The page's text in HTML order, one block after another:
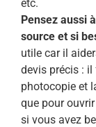
etc.
Pensez aussi
source et si
utile car il
devis précis :
photocopie et
que pour
si vous avez